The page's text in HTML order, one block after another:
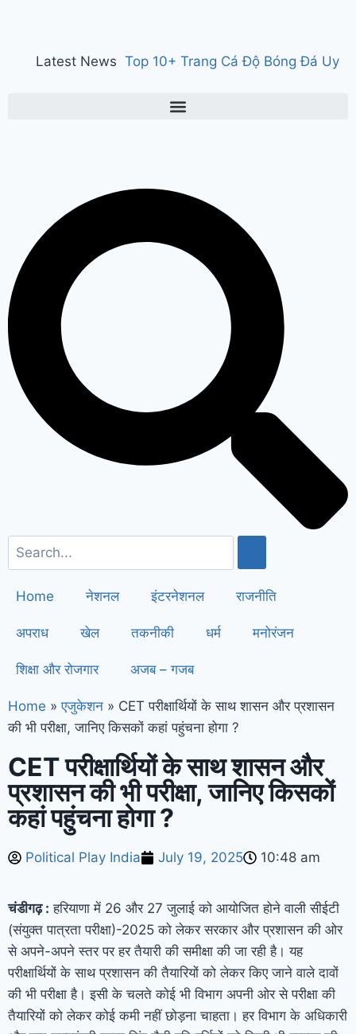
Latest News Top 10+ Trang Cá Độ Bóng Đá Uy
कार्यक्रम, CM सैनी ने कहा- ‘वंदे मातरम्’
राष्ट्र की आत्मा, पहचान और गौरव
land scam case में पूर्व CM भूपेंद्र हुड्डा
को हाईकोर्ट का झटका, अब CBI की स्पेशल
Relief to farmers :
Haryana के किसानों को ‘नायाब’ राहत, CM
सैनी ने 6 महीने के लिए बिजली बिल किया माफ
! Elderly people will get respect
and support : मोदी का यह कार्ड दिलाएगा
बुजुर्गों को सम्मान और सहारा !
PM Modi’s
Haryana visit finalized: इस दिन
हरियाणा दौरे पर आएंगे पीएम मोदी, इन
कार्यक्रमों में होंगे शामिल
Home
नेशनल इंटरनेशनल राजनीति
अपराध खेल तकनीकी धर्म मनोरंजन
शिक्षा और रोजगार अजब – गजब
Home » एजुकेशन » CET परीक्षार्थियों के साथ शासन और प्रशासन
की भी परीक्षा, जानिए किसकों कहां पहुंचना होगा ?
CET परीक्षार्थियों के साथ शासन और
प्रशासन की भी परीक्षा, जानिए किसकों
कहां पहुंचना होगा ?
Political Play India July 19, 2025 10:48 am
चंडीगढ़ : हरियाणा में 26 और 27 जुलाई को आयोजित होने वाली सीईटी
(संयुक्त पात्रता परीक्षा)-2025 को लेकर सरकार और प्रशासन की ओर
से अपने-अपने स्तर पर हर तैयारी की समीक्षा की जा रही है। यह
परीक्षार्थियों के साथ प्रशासन की तैयारियों को लेकर किए जाने वाले दावों
की भी परीक्षा है। इसी के चलते कोई भी विभाग अपनी ओर से परीक्षा की
तैयारियों को लेकर कोई कमी नहीं छोड़ना चाहता। हर विभाग के अधिकारी